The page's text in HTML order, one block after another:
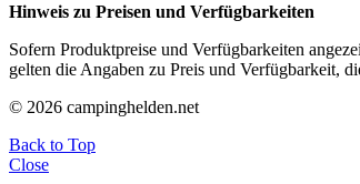
Hinweis zu Preisen und Verfügbarkeiten
Sofern Produktpreise und Verfügbarkeiten
gelten die Angaben zu Preis und Verfügbarkeit,
© 2026 campinghelden.net
Back to Top
Close